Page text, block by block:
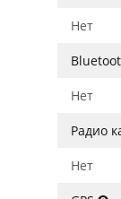
Нет
Нет
Радио
Нет